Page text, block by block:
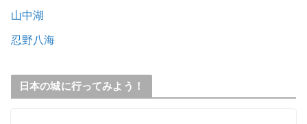
山中湖
忍野八海
日本の城に行ってみよう！